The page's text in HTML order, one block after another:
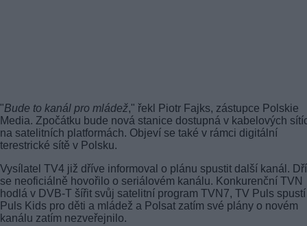
"Bude to kanál pro mládež," řekl Piotr Fajks, zástupce Polskie
Media. Zpočátku bude nová stanice dostupná v kabelových
na satelitních platformách. Objeví se také v rámci digitální
terestrické sítě v Polsku.
Vysílatel TV4 již dříve informoval o plánu spustit další kanál.
se neoficiálně hovořilo o seriálovém kanálu. Konkurenční TVN
hodlá v DVB-T šířit svůj satelitní program TVN7, TV Puls spustí
Puls Kids pro děti a mládež a Polsat zatím své plány o novém
kanálu zatím nezveřejnilo.